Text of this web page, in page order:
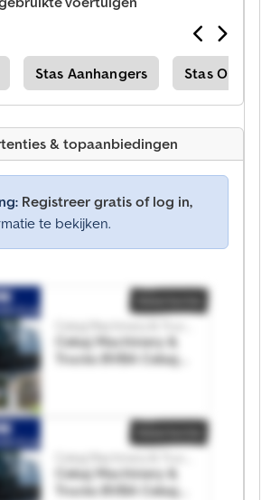
Stas Aanhangers Stas
& topaanbiedingen
Registreer gratis of log in,
te bekijken.
Cekaj Machinery &
Trucks BVBA Cekaj
Cekaj Machinery &
Trucks BVBA Cekaj